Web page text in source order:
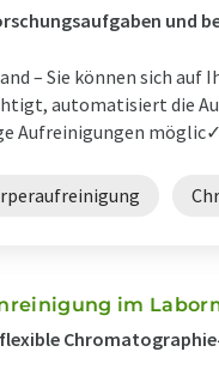
und
– Sie können sich
automatisiert die
Aufreinigungen
im